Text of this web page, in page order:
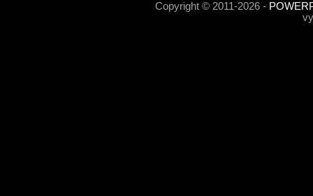
Copyright © 2011-2026 -